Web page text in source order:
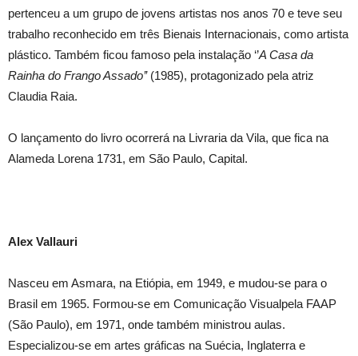
pertenceu a um grupo de jovens artistas nos anos 70 e teve seu
trabalho reconhecido em três Bienais Internacionais, como artista
plástico. Também ficou famoso pela instalação ‘’A Casa da
Rainha do Frango Assado’’ (1985), protagonizado pela atriz
Claudia Raia.
O lançamento do livro ocorrerá na Livraria da Vila, que fica na
Alameda Lorena 1731, em São Paulo, Capital.
Alex Vallauri
Nasceu em Asmara, na Etiópia, em 1949, e mudou-se para o
Brasil em 1965. Formou-se em Comunicação Visualpela FAAP
(São Paulo), em 1971, onde também ministrou aulas.
Especializou-se em artes gráficas na Suécia, Inglaterra e